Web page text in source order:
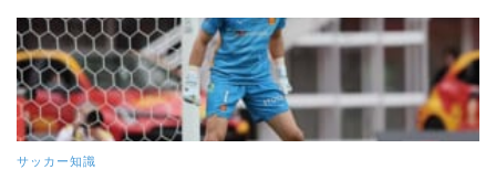
サッカー知識